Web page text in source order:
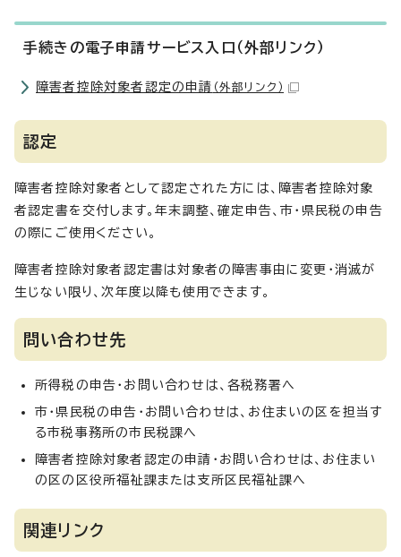
手続きの電子申請サービス入口（外部リンク）
障害者控除対象者認定の申請 （外部リンク）
認定
障害者控除対象者として認定された方には、障害者控除対象
者認定書を交付します。年末調整、確定申告、市・県民税の申告
の際にご使用ください。
障害者控除対象者認定書は対象者の障害事由に変更・消滅が
生じない限り、次年度以降も使用できます。
問い合わせ先
所得税の申告・お問い合わせは、各税務署へ
市・県民税の申告・お問い合わせは、お住まいの区を担当す
る市税事務所の市民税課へ
障害者控除対象者認定の申請・お問い合わせは、お住まい
の区の区役所福祉課または支所区民福祉課へ
関連リンク